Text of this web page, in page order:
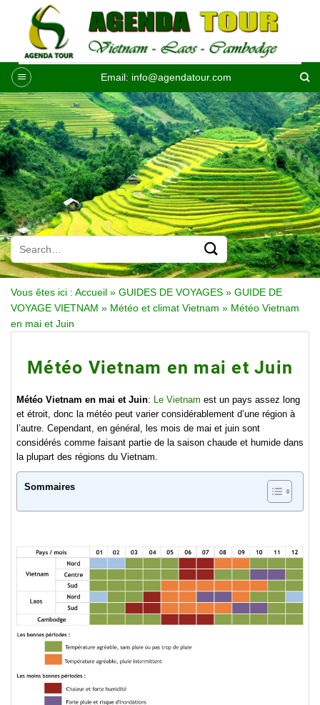
contenu
Email: info@agendatour.com
Vous êtes ici : Accueil » GUIDES DE VOYAGES » GUIDE DE
VOYAGE VIETNAM » Météo et climat Vietnam » Météo Vietnam
en mai et Juin
Météo Vietnam en mai et Juin
Météo Vietnam en mai et Juin: Le Vietnam est un pays assez long
et étroit, donc la météo peut varier considérablement d’une région à
l’autre. Cependant, en général, les mois de mai et juin sont
considérés comme faisant partie de la saison chaude et humide dans
la plupart des régions du Vietnam.
Sommaires